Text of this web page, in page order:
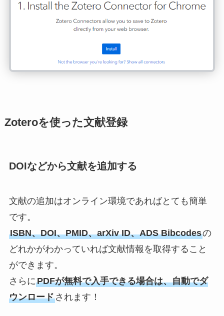
Zoteroを使った文献登録
DOIなどから文献を追加する
文献の追加はオンライン環境であればとても簡単
です。
ISBN、DOI、PMID、arXiv ID、ADS Bibcodesの
どれかがわかっていれば文献情報を取得すること
ができます。
さらにPDFが無料で入手できる場合は、自動でダ
ウンロードされます！